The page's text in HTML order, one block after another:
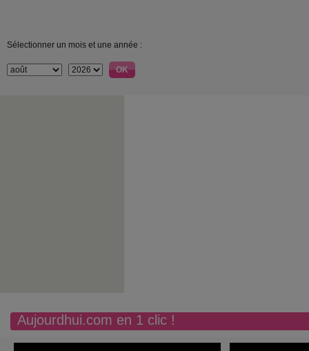
Sélectionner un mois et une année :
Aujourdhui.com en 1 clic !